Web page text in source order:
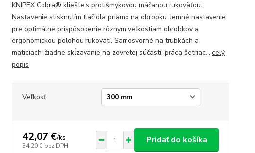
KNIPEX Cobra® kliešte s protišmykovou máčanou rukoväťou.
Nastavenie stisknutím tlačidla priamo na obrobku. Jemné nastavenie
pre optimálne prispôsobenie rôznym veľkostiam obrobkov a
ergonomickou polohou rukovätí. Samosvorné na trubkách a
maticiach: žiadne skĺzavanie na zovretej súčasti, práca šetriac... celý
popis
Veľkosť
42,07 €/ks
34,20 € bez DPH
Pridať do košíka